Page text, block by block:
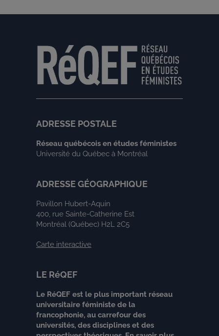
ADRESSE POSTALE
Réseau québécois en études féministes
Université du Québec à Montréal
ADRESSE GÉOGRAPHIQUE
Pavillon Hubert-Aquin
400, rue Sainte-Catherine Est
Montréal (Québec) H2L 2C5
Carte interactive
LE RéQEF
Le RéQEF est le plus important réseau
universitaire féministe de la
francophonie, au carrefour des
universités, des disciplines et des